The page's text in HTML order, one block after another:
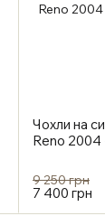
Чохли на
Reno 2004
9 250 грн
7 400 грн